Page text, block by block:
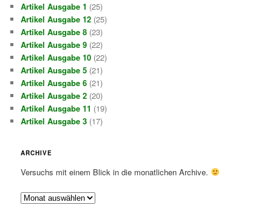
Artikel Ausgabe 1 (25)
Artikel Ausgabe 12 (25)
Artikel Ausgabe 8 (23)
Artikel Ausgabe 9 (22)
Artikel Ausgabe 10 (22)
Artikel Ausgabe 5 (21)
Artikel Ausgabe 6 (21)
Artikel Ausgabe 2 (20)
Artikel Ausgabe 11 (19)
Artikel Ausgabe 3 (17)
ARCHIVE
Versuchs mit einem Blick in die monatlichen Archive.
A